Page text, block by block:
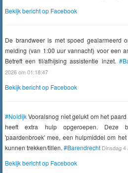
Bekijk bericht op Facebook
De brandweer is met spoed gealarmeerd
melding (van 1:00 uur vannacht) voor een
Betreft een til/afhijsing assistentie inzet.
2026 om 01:18:47
Bekijk bericht op Facebook
#NoldijkVooralsnog niet gelukt om het
heeft extra hulp opgeroepen. Deze
'paardenbroek' mee, een hulpmiddel om
kunnen trekken/tillen. #Barendrecht Dinsdag 4
Bekijk bericht op Facebook